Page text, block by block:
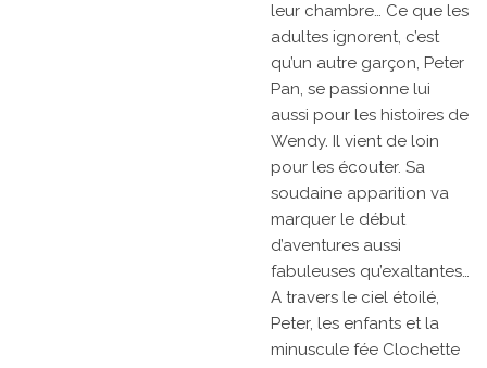
leur chambre… Ce que les
adultes ignorent, c’est
qu’un autre garçon, Peter
Pan, se passionne lui
aussi pour les histoires de
Wendy. Il vient de loin
pour les écouter. Sa
soudaine apparition va
marquer le début
d’aventures aussi
fabuleuses qu’exaltantes…
A travers le ciel étoilé,
Peter, les enfants et la
minuscule fée Clochette